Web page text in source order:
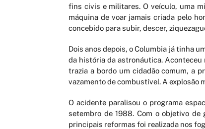
fins civis e militares. O veículo, uma
máquina de voar jamais criada pelo
concebido para subir, descer,
Dois anos depois, o Columbia já tinha
da história da astronáutica. Aconteceu
trazia a bordo um cidadão comum, a
vazamento de combustível. A explosão
O acidente paralisou o programa
setembro de 1988. Com o objetivo
principais reformas foi realizada nos